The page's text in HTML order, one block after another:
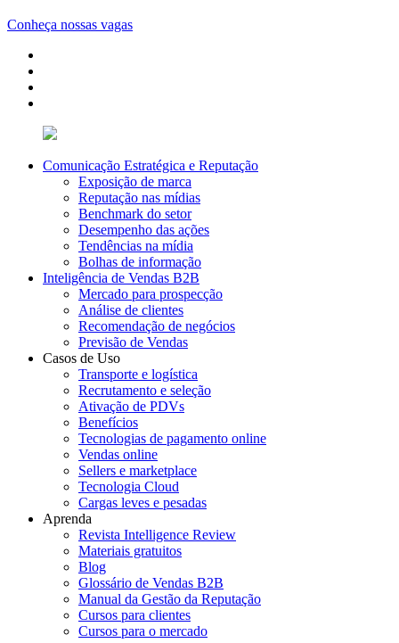
Conheça nossas vagas
Comunicação Estratégica e Reputação
Exposição de marca
Reputação nas mídias
Benchmark do setor
Desempenho das ações
Tendências na mídia
Bolhas de informação
Inteligência de Vendas B2B
Mercado para prospecção
Análise de clientes
Recomendação de negócios
Previsão de Vendas
Casos de Uso
Transporte e logística
Recrutamento e seleção
Ativação de PDVs
Benefícios
Tecnologias de pagamento online
Vendas online
Sellers e marketplace
Tecnologia Cloud
Cargas leves e pesadas
Aprenda
Revista Intelligence Review
Materiais gratuitos
Blog
Glossário de Vendas B2B
Manual da Gestão da Reputação
Cursos para clientes
Cursos para o mercado